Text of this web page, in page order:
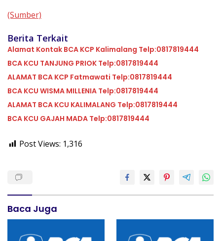
(Sumber)
Berita Terkait
Alamat Kontak BCA KCP Kalimalang Telp:0817819444
BCA KCU TANJUNG PRIOK Telp:0817819444
ALAMAT BCA KCP Fatmawati Telp:0817819444
BCA KCU WISMA MILLENIA Telp:0817819444
ALAMAT BCA KCU KALIMALANG Telp:0817819444
BCA KCU GAJAH MADA Telp:0817819444
Post Views: 1,316
Baca Juga